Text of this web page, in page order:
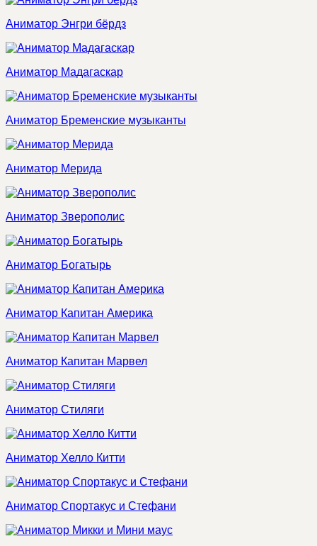
Аниматор Энгри бёрдз
Аниматор Мадагаскар
Аниматор Бременские музыканты
Аниматор Мерида
Аниматор Зверополис
Аниматор Богатырь
Аниматор Капитан Америка
Аниматор Капитан Марвел
Аниматор Стиляги
Аниматор Хелло Китти
Аниматор Спортакус и Стефани